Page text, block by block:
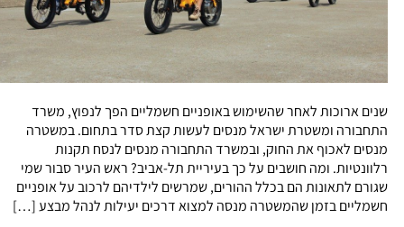
שנים ארוכות לאחר שהשימוש באופניים חשמליים הפך לנפוץ, משרד
התחבורה ומשטרת ישראל מנסים לעשות קצת סדר בתחום. במשטרה
מנסים לאכוף את החוק, ובמשרד התחבורה מנסים לנסח תקנות
רלוונטיות. ומה חושבים על כך בעיריית תל-אביב? ראש העיר סבור שמי
שגורם לתאונות הם בכלל ההורים, שמרשים לילדיהם לרכוב על אופניים
חשמליים בזמן שהמשטרה מנסה למצוא דרכים יעילות לנהל מבצע […]